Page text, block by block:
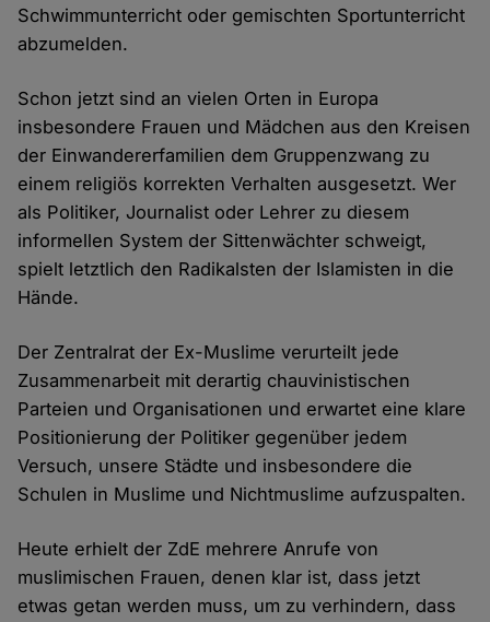
Schwimmunterricht oder gemischten Sportunterricht
abzumelden.
Schon jetzt sind an vielen Orten in Europa
insbesondere Frauen und Mädchen aus den Kreisen
der Einwandererfamilien dem Gruppenzwang zu
einem religiös korrekten Verhalten ausgesetzt. Wer
als Politiker, Journalist oder Lehrer zu diesem
informellen System der Sittenwächter schweigt,
spielt letztlich den Radikalsten der Islamisten in die
Hände.
Der Zentralrat der Ex-Muslime verurteilt jede
Zusammenarbeit mit derartig chauvinistischen
Parteien und Organisationen und erwartet eine klare
Positionierung der Politiker gegenüber jedem
Versuch, unsere Städte und insbesondere die
Schulen in Muslime und Nichtmuslime aufzuspalten.
Heute erhielt der ZdE mehrere Anrufe von
muslimischen Frauen, denen klar ist, dass jetzt
etwas getan werden muss, um zu verhindern, dass